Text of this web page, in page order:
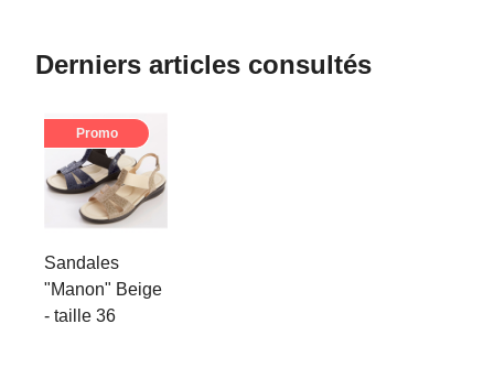
Derniers articles consultés
Promo
Sandales
"Manon" Beige
- taille 36